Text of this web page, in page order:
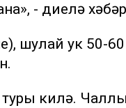
- диелә
шулай ук 50-
туры килә.